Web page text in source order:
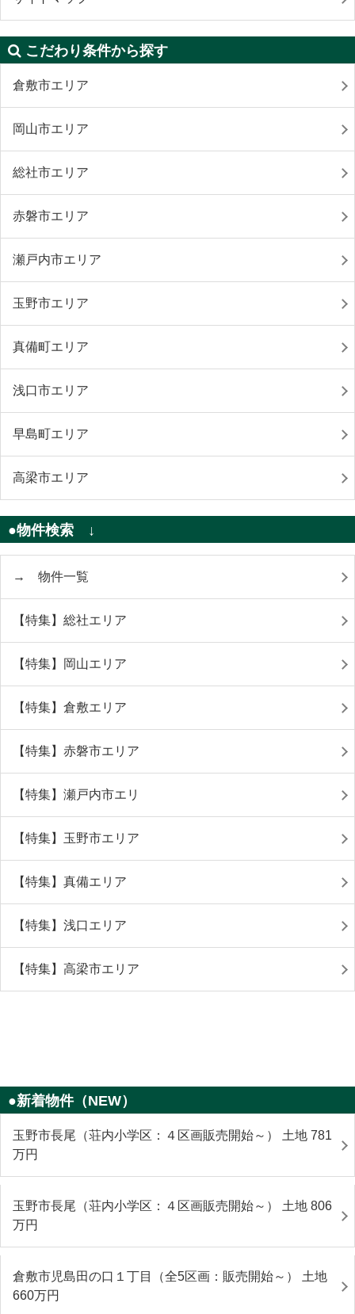
こだわり条件から探す
倉敷市エリア
岡山市エリア
総社市エリア
赤磐市エリア
瀬戸内市エリア
玉野市エリア
真備町エリア
浅口市エリア
早島町エリア
高梁市エリア
●物件検索 ↓
→ 物件一覧
【特集】総社エリア
【特集】岡山エリア
【特集】倉敷エリア
【特集】赤磐市エリア
【特集】瀬戸内市エリ
【特集】玉野市エリア
【特集】真備エリア
【特集】浅口エリア
【特集】高梁市エリア
●新着物件（NEW）
玉野市長尾（荘内小学区：４区画販売開始～） 土地 781
万円
玉野市長尾（荘内小学区：４区画販売開始～） 土地 806
万円
倉敷市児島田の口１丁目（全5区画：販売開始～） 土地
660万円